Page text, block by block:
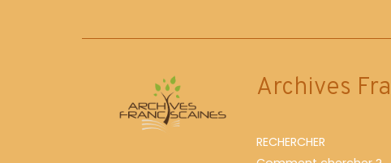
Archives
RECHERCHER